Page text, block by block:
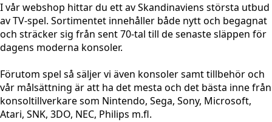
I vår webshop hittar du ett av Skandinaviens största utbud
av TV-spel. Sortimentet innehåller både nytt och begagnat
och sträcker sig från sent 70-tal till de senaste släppen för
dagens moderna konsoler.
Förutom spel så säljer vi även konsoler samt tillbehör och
vår målsättning är att ha det mesta och det bästa inne från
konsoltillverkare som Nintendo, Sega, Sony, Microsoft,
Atari, SNK, 3DO, NEC, Philips m.fl.